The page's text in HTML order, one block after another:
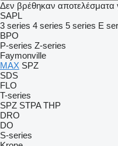
Δεν βρέθηκαν αποτελέσματα
SAPL
3 series 4 series 5 series E
BPO
P-series Z-series
Faymonville
MAX SPZ
SDS
FLO
T-series
SPZ STPA THP
DRO
DO
S-series